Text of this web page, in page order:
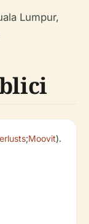
Lumpur,
;Moovit).